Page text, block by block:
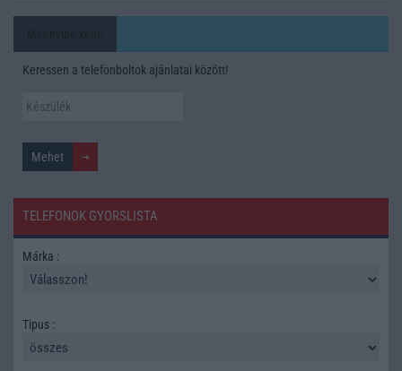
Keressen a telefonboltok ajánlatai között!
TELEFONOK GYORSLISTA
Márka :
Tipus :